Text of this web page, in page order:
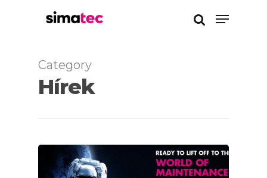
Enter a kereséshez
Category
Hírek